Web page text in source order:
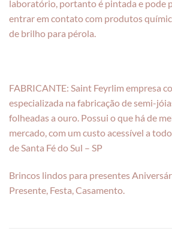
laboratório, portanto é pintada e pode
entrar em contato com produtos
de brilho para pérola.
FABRICANTE: Saint Feyrlim empresa
especializada na fabricação de semi-
folheadas a ouro. Possui o que há de
mercado, com um custo acessível a
de Santa Fé do Sul – SP
Brincos lindos para presentes
Presente, Festa, Casamento.